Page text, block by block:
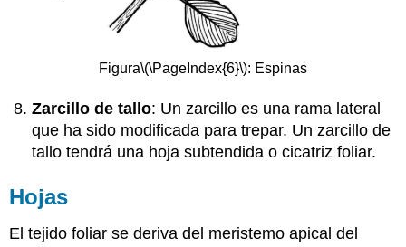
Figura\(\PageIndex{6}\): Espinas
Zarcillo de tallo: Un zarcillo es una rama lateral
que ha sido modificada para trepar. Un zarcillo de
tallo tendrá una hoja subtendida o cicatriz foliar.
Hojas
El tejido foliar se deriva del meristemo apical del